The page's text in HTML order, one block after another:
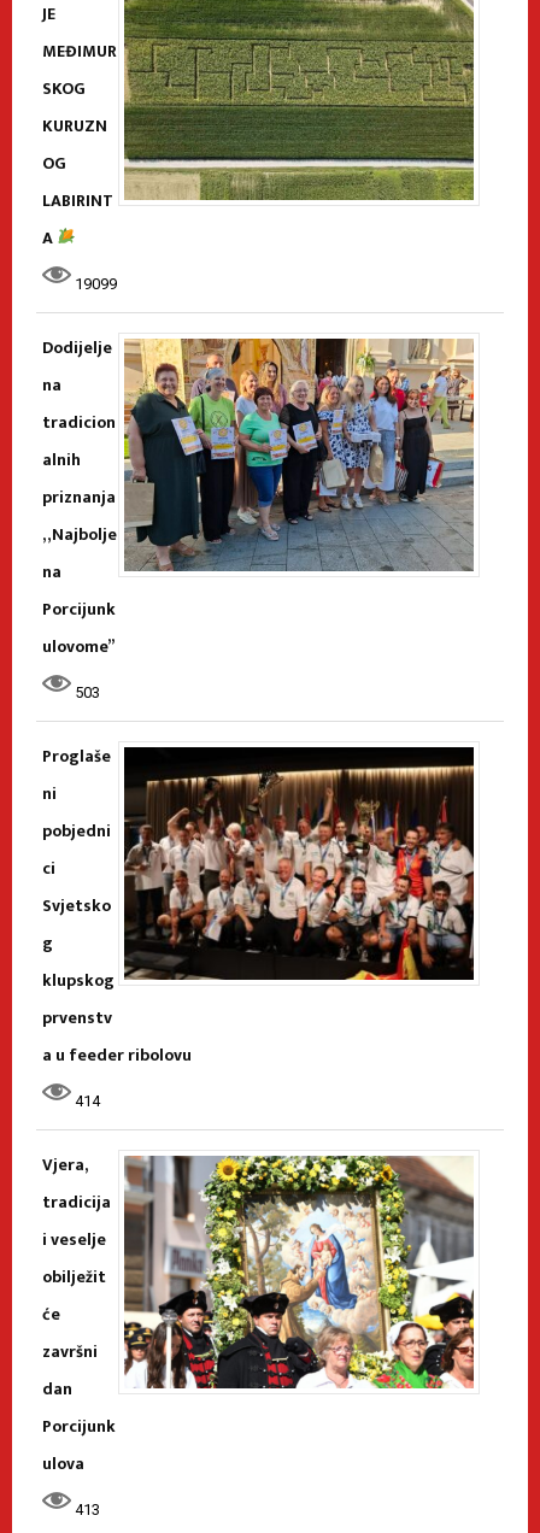
JE
MEĐIMUR
SKOG
KURUZN
OG
LABIRINT
A
19099
Dodijelje
na
tradicion
alnih
priznanja
„Najbolje
na
Porcijunk
ulovome”
503
Proglaše
ni
pobjedni
ci
Svjetsko
g
klupskog
prvenstv
a u feeder ribolovu
414
Vjera,
tradicija
i veselje
obilježit
će
završni
dan
Porcijunk
ulova
413